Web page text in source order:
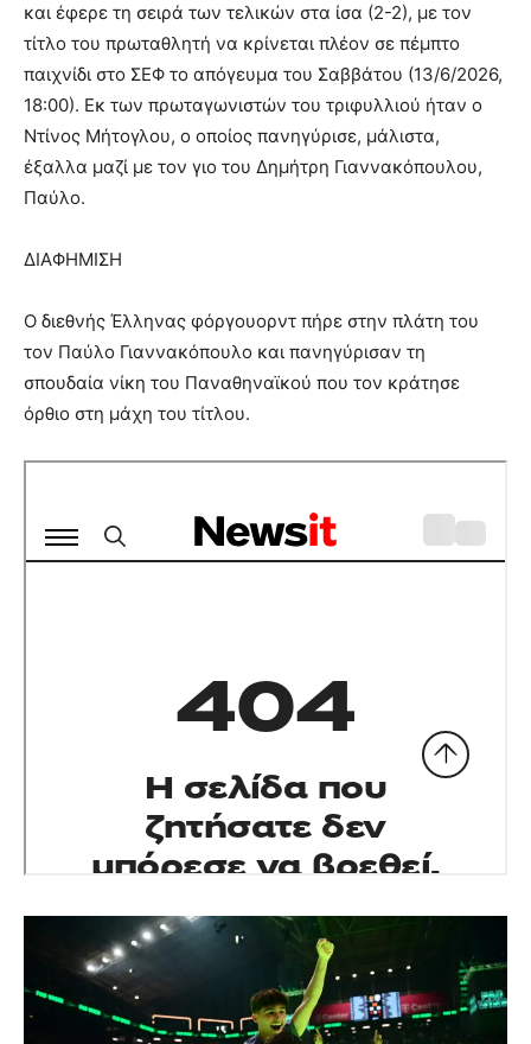
και έφερε τη σειρά των τελικών στα ίσα (2-2), με τον
τίτλο του πρωταθλητή να κρίνεται πλέον σε πέμπτο
παιχνίδι στο ΣΕΦ το απόγευμα του Σαββάτου (13/6/2026,
18:00). Εκ των πρωταγωνιστών του τριφυλλιού ήταν ο
Ντίνος Μήτογλου, ο οποίος πανηγύρισε, μάλιστα,
έξαλλα μαζί με τον γιο του Δημήτρη Γιαννακόπουλου,
Παύλο.
ΔΙΑΦΗΜΙΣΗ
Ο διεθνής Έλληνας φόργουορντ πήρε στην πλάτη του
τον Παύλο Γιαννακόπουλο και πανηγύρισαν τη
σπουδαία νίκη του Παναθηναϊκού που τον κράτησε
όρθιο στη μάχη του τίτλου.